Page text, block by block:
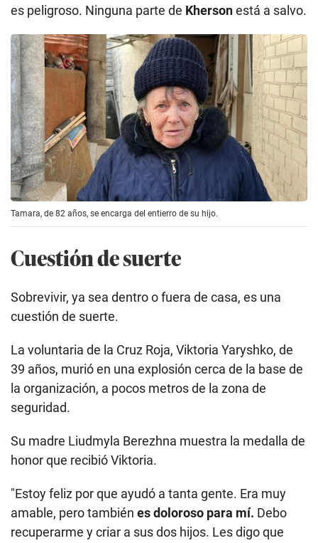
es peligroso. Ninguna parte de Khersonestá a salvo.
Tamara, de 82 años, se encarga del entierro de su hijo.
Cuestión de suerte
Sobrevivir, ya sea dentro o fuera de casa, es una
cuestión de suerte.
La voluntaria de la Cruz Roja, Viktoria Yaryshko, de
39 años, murió en una explosión cerca de la base de
la organización, a pocos metros de la zona de
seguridad.
Su madre Liudmyla Berezhna muestra la medalla de
honor que recibió Viktoria.
"Estoy feliz por que ayudó a tanta gente. Era muy
amable, pero también es doloroso para mí. Debo
recuperarme y criar a sus dos hijos. Les digo que